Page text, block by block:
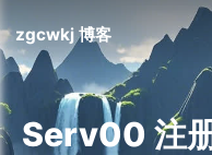
zgcwkj 博客
Serv00 注